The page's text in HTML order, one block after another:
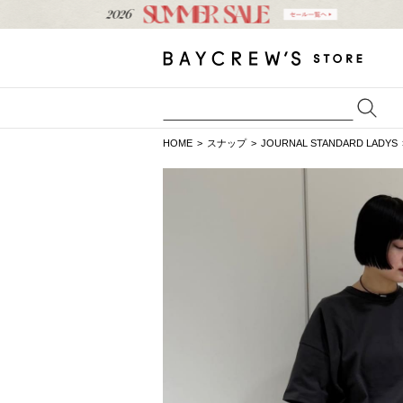
HOME スナップ JOURNAL STANDARD LADYS